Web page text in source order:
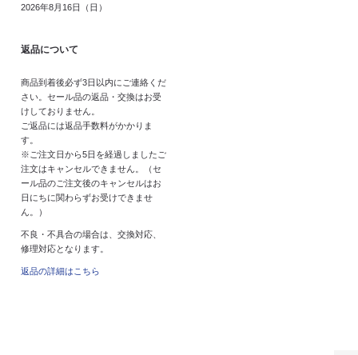
2026年8月16日（日）
返品について
商品到着後必ず3日以内にご連絡くだ
さい。セール品の返品・交換はお受
けしておりません。
ご返品には返品手数料がかかりま
す。
※ご注文日から5日を経過しましたご
注文はキャンセルできません。（セ
ール品のご注文後のキャンセルはお
日にちに関わらずお受けできませ
ん。）
不良・不具合の場合は、交換対応、
修理対応となります。
返品の詳細はこちら